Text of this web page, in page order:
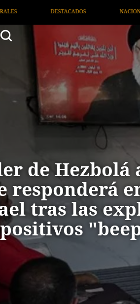
SALUD
de Hezbolá
responderá
tras las